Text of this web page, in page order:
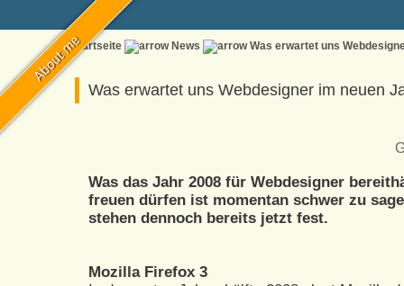
Startseite News Was erwartet uns
Was erwartet uns Webdesigner im neuen
Was das Jahr 2008 für Webdesigner
freuen dürfen ist momentan schwer zu
stehen dennoch bereits jetzt fest.
Mozilla Firefox 3